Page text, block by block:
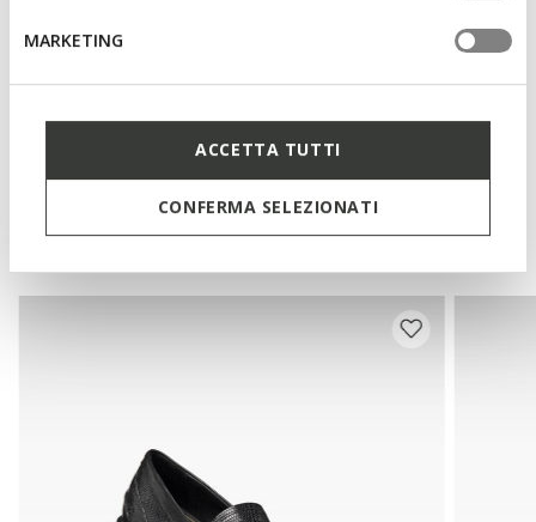
MARKETING
ACCETTA TUTTI
CONFERMA SELEZIONATI
Materials
Technologies
You may also like